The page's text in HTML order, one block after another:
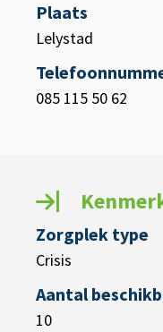
Plaats
Lelystad
085 115 50 62
Zorgplek type
Crisis
Aantal
10